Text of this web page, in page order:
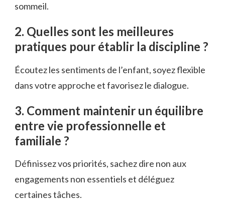
sommeil.
2. Quelles sont les meilleures
pratiques pour établir la discipline ?
Écoutez les sentiments de l’enfant, soyez flexible
dans votre approche et favorisez le dialogue.
3. Comment maintenir un équilibre
entre vie professionnelle et
familiale ?
Définissez vos priorités, sachez dire non aux
engagements non essentiels et déléguez
certaines tâches.